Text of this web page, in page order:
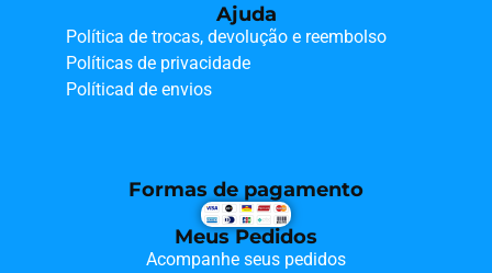
Ajuda
Política de trocas, devolução e reembolso
Políticas de privacidade
Políticad de envios
Formas de pagamento
Meus Pedidos
Acompanhe seus pedidos